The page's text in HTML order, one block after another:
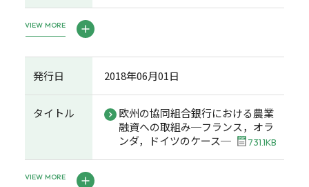
VIEW MORE
発行日 2018年06月01日
タイトル
欧州の協同組合銀行における農業
融資への取組み─フランス，オラ
ンダ，ドイツのケース─
731.1KB
VIEW MORE